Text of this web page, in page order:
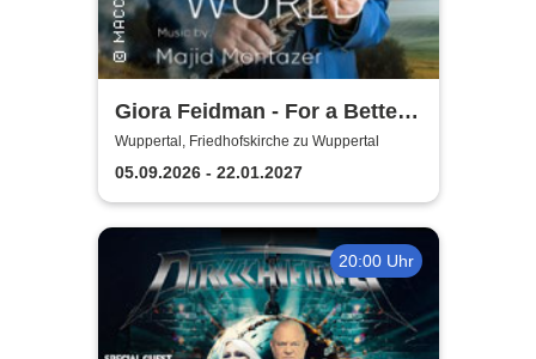
Giora Feidman - For a Better
World
Wuppertal, Friedhofskirche zu Wuppertal
05.09.2026 - 22.01.2027
20:00 Uhr